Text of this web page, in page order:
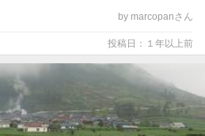
by marcopanさん
投稿日：１年以上前